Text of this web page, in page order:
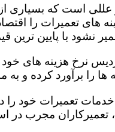
عللی است که
های تعمیرات را
نشود با پایین
نرخ هزینه های خود
ها را برآورد
تعمیرات خود را
تعمیرکاران مجرب